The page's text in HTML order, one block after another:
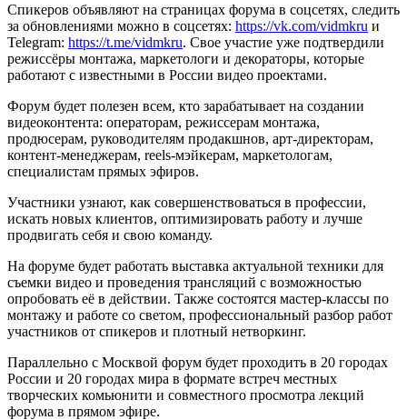
Спикеров объявляют на страницах форума в соцсетях, следить
за обновлениями можно в соцсетях: https://vk.com/vidmkru и
Telegram: https://t.me/vidmkru. Свое участие уже подтвердили
режиссёры монтажа, маркетологи и декораторы, которые
работают с известными в России видео проектами.
Форум будет полезен всем, кто зарабатывает на создании
видеоконтента: операторам, режиссерам монтажа,
продюсерам, руководителям продакшнов, арт-директорам,
контент-менеджерам, reels-мэйкерам, маркетологам,
специалистам прямых эфиров.
Участники узнают, как совершенствоваться в профессии,
искать новых клиентов, оптимизировать работу и лучше
продвигать себя и свою команду.
На форуме будет работать выставка актуальной техники для
съемки видео и проведения трансляций с возможностью
опробовать её в действии. Также состоятся мастер-классы по
монтажу и работе со светом, профессиональный разбор работ
участников от спикеров и плотный нетворкинг.
Параллельно с Москвой форум будет проходить в 20 городах
России и 20 городах мира в формате встреч местных
творческих комьюнити и совместного просмотра лекций
форума в прямом эфире.